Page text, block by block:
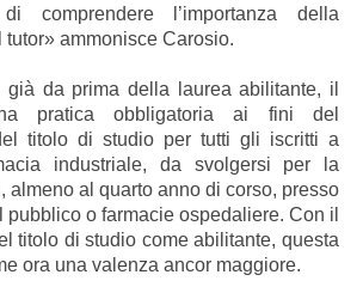
comprendere l’importanza della
ammonisce Carosio.
già da prima della laurea abilitante, il
pratica obbligatoria ai fini del
titolo di studio per tutti gli iscritti a
industriale, da svolgersi per la
almeno al quarto anno di corso, presso
pubblico o farmacie ospedaliere. Con il
titolo di studio come abilitante, questa
ora una valenza ancor maggiore.